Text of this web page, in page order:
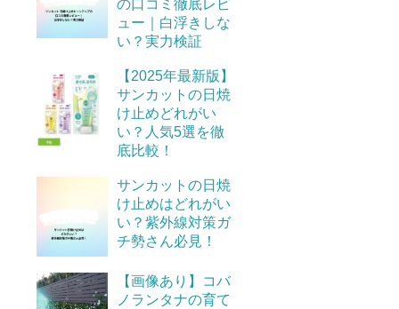
の口コミ徹底レビ
ュー｜白浮きしな
い？実力検証
【2025年最新版】
サンカットの日焼
け止めどれがい
い？人気5選を徹
底比較！
サンカットの日焼
け止めはどれがい
い？紫外線対策ガ
チ勢さん必見！
【画像あり】コバ
ノランタナの育て